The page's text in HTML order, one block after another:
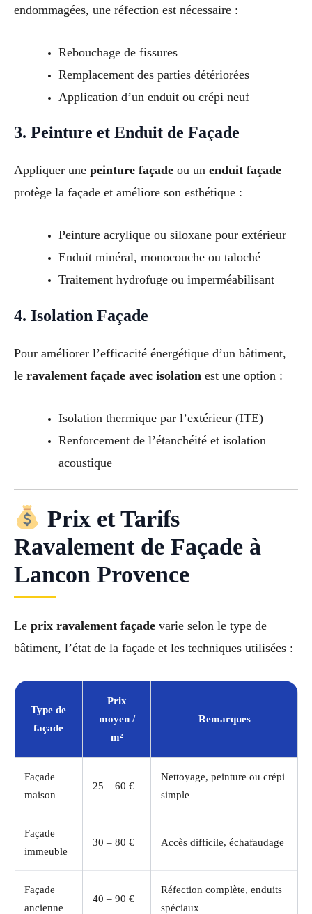
endommagées, une réfection est nécessaire :
Rebouchage de fissures
Remplacement des parties détériorées
Application d’un enduit ou crépi neuf
3. Peinture et Enduit de Façade
Appliquer une peinture façade ou un enduit façade
protège la façade et améliore son esthétique :
Peinture acrylique ou siloxane pour extérieur
Enduit minéral, monocouche ou taloché
Traitement hydrofuge ou imperméabilisant
4. Isolation Façade
Pour améliorer l’efficacité énergétique d’un bâtiment,
le ravalement façade avec isolation est une option :
Isolation thermique par l’extérieur (ITE)
Renforcement de l’étanchéité et isolation
acoustique
Prix et Tarifs
Ravalement de Façade à
Lancon Provence
Le prix ravalement façade varie selon le type de
bâtiment, l’état de la façade et les techniques utilisées :
Type de
façade
Prix
moyen /
m²
Remarques
Façade
maison
25 – 60 €
Nettoyage, peinture ou crépi
simple
Façade
immeuble
30 – 80 € Accès difficile, échafaudage
Façade
ancienne
40 – 90 €
Réfection complète, enduits
spéciaux